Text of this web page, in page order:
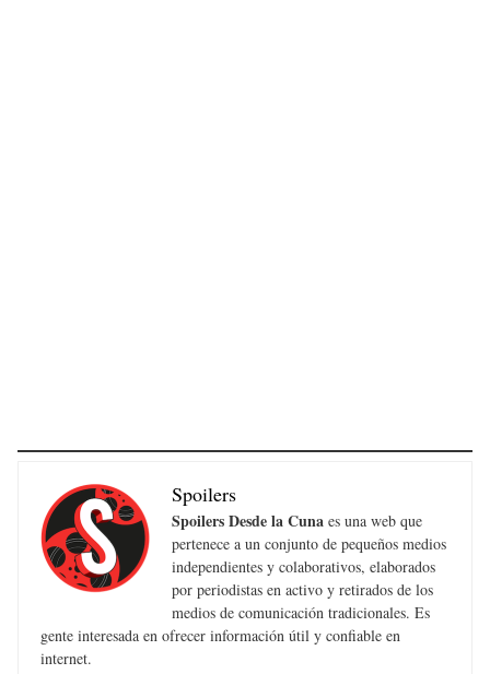
Spoilers
Spoilers Desde la Cuna es una web que
pertenece a un conjunto de pequeños medios
independientes y colaborativos, elaborados
por periodistas en activo y retirados de los
medios de comunicación tradicionales. Es
gente interesada en ofrecer información útil y confiable en
internet.